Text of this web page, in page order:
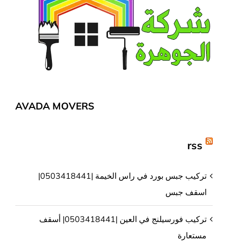
AVADA MOVERS
rss
تركيب جبس بورد في راس الخيمة |0503418441|
اسقف جبس
تركيب فورسيلنج في العين |0503418441| أسقف
مستعارة